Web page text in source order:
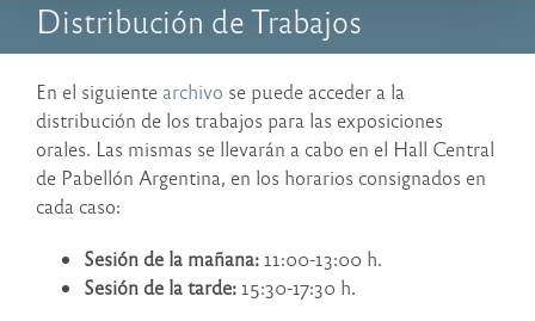
Distribución de Trabajos
En el siguiente archivo se puede acceder a la
distribución de los trabajos para las exposiciones
orales. Las mismas se llevarán a cabo en el Hall Central
de Pabellón Argentina, en los horarios consignados en
cada caso:
Sesión de la mañana:11:00-13:00 h.
Sesión de la tarde:15:30-17:30 h.